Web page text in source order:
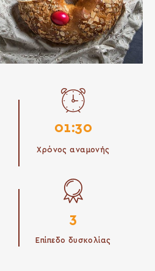
01:30
Χρόνος αναμονής
3
Επίπεδο δυσκολίας